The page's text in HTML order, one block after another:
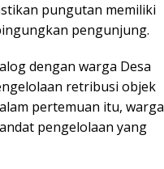
pungutan memiliki
pengunjung.
dengan warga Desa
retribusi objek
pertemuan itu, warga
pengelolaan yang